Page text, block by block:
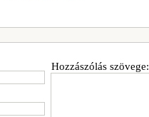
Hozzászólás szövege: